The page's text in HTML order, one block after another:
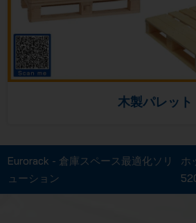
木製パレット
Eurorack - 倉庫スペース最適化ソリ
ューション
ホ